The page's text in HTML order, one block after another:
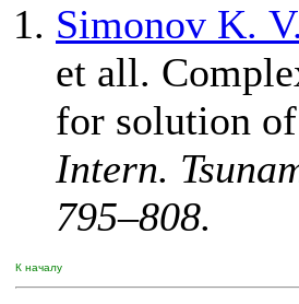
Simonov K. V.
et all.
for solution
Intern.
795–808.
К началу